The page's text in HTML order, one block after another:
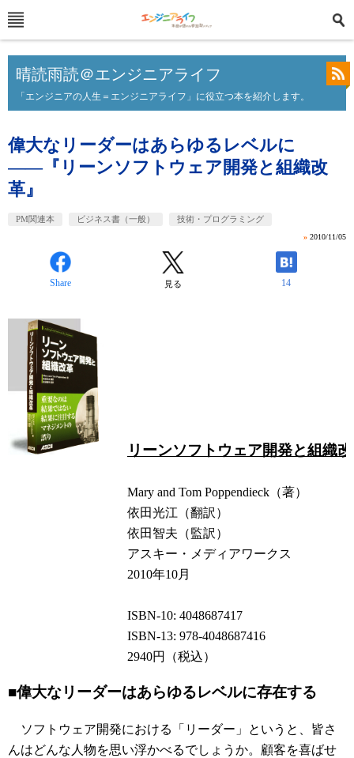
晴読雨読＠エンジニアライフ
「エンジニアの人生＝エンジニアライフ」に役立つ本を紹介します。
偉大なリーダーはあらゆるレベルに
――『リーンソフトウェア開発と組織改
革』
PM関連本 ビジネス書（一般） 技術・プログラミング
» 2010/11/05
Share 見る 14
リーンソフトウェア開発と組織
Mary and Tom Poppendieck（著）
依田光江（翻訳）
依田智夫（監訳）
アスキー・メディアワークス
2010年10月
ISBN-10: 4048687417
ISBN-13: 978-4048687416
2940円（税込）
■偉大なリーダーはあらゆるレベルに存在する
ソフトウェア開発における「リーダー」というと、皆さ
んはどんな人物を思い浮かべるでしょうか。顧客を喜ばせ